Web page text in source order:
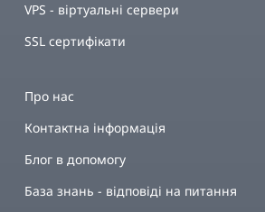
VPS - віртуальні сервери
SSL сертифікати
Про нас
Контактна інформація
Блог в допомогу
База знань - відповіді на питання